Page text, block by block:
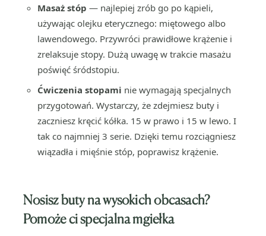
Masaż stóp — najlepiej zrób go po kąpieli,
używając olejku eterycznego: miętowego albo
lawendowego. Przywróci prawidłowe krążenie i
zrelaksuje stopy. Dużą uwagę w trakcie masażu
poświęć śródstopiu.
Ćwiczenia stopami nie wymagają specjalnych
przygotowań. Wystarczy, że zdejmiesz buty i
zaczniesz kręcić kółka. 15 w prawo i 15 w lewo. I
tak co najmniej 3 serie. Dzięki temu rozciągniesz
wiązadła i mięśnie stóp, poprawisz krążenie.
Nosisz buty na wysokich obcasach?
Pomoże ci specjalna mgiełka